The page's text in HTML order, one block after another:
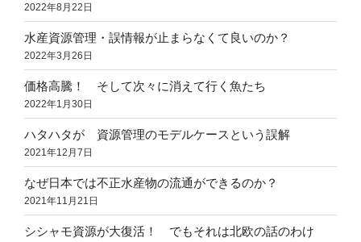
2022年8月22日
水産資源管理・誤情報が止まらなくて良いのか？
2022年3月26日
価格高騰！ そして次々に消えて行く魚たち
2022年1月30日
ハタハタが 資源管理のモデルケースという誤解
2021年12月7日
なぜ日本では不正水産物の流通ができるのか？
2021年11月21日
シシャモ資源が大復活！ でもそれは北欧の話のわけ